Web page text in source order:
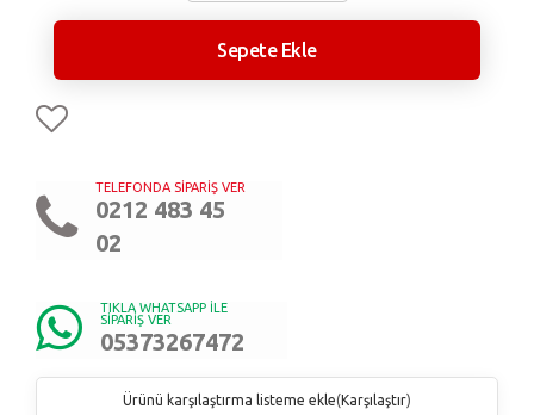
TELEFONDA SİPARİŞ VER
0212 483 45
02
TIKLA WHATSAPP İLE
SİPARİŞ VER
05373267472
Sepete Ekle
Ürünü karşılaştırma listeme ekle( Karşılaştır)